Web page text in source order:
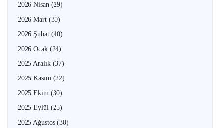
2026 Nisan (29)
2026 Mart (30)
2026 Şubat (40)
2026 Ocak (24)
2025 Aralık (37)
2025 Kasım (22)
2025 Ekim (30)
2025 Eylül (25)
2025 Ağustos (30)